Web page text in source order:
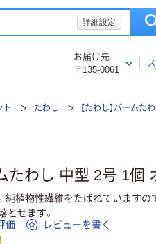
詳細設定
お届け先
〒135-0061
ト たわし 【たわし】パーム
たわし 中型 2号 1個
植物性繊維をたばねていますの
とせます。
価 レビューを書く